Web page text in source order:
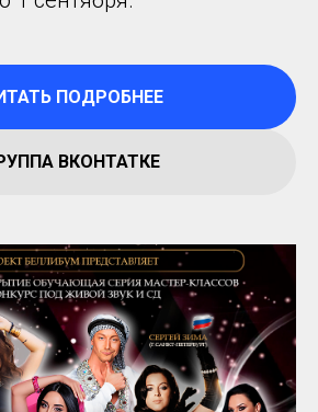
ПОДРОБНЕЕ
ВКОНТАТКЕ